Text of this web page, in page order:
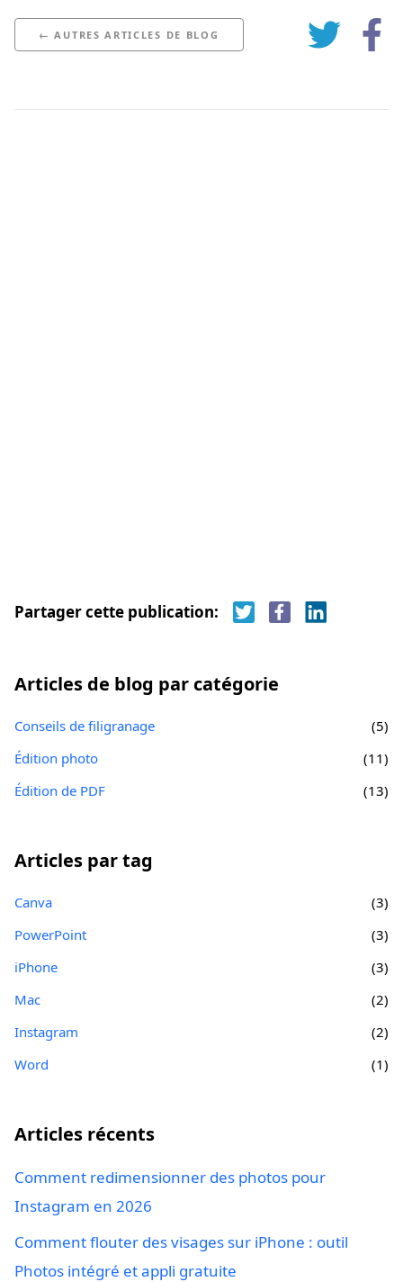
← AUTRES ARTICLES DE BLOG
Partager cette publication:
Articles de blog par catégorie
Conseils de filigranage
(5)
Édition photo
(11)
Édition de PDF
(13)
Articles par tag
Canva
(3)
PowerPoint
(3)
iPhone
(3)
Mac
(2)
Instagram
(2)
Word
(1)
Articles récents
Comment redimensionner des photos pour
Instagram en 2026
Comment flouter des visages sur iPhone : outil
Photos intégré et appli gratuite